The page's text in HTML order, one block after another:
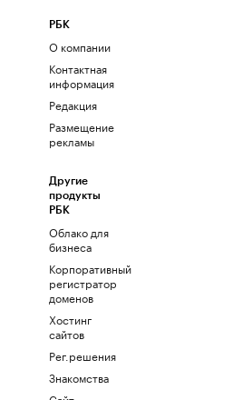
РБК
О компании
Контактная
информация
Редакция
Размещение
рекламы
Другие
продукты
РБК
Облако для
бизнеса
Корпоративный
регистратор
доменов
Хостинг
сайтов
Рег.решения
Знакомства